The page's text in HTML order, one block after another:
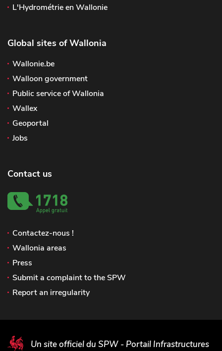
L'Hydrométrie en Wallonie
Global sites of Wallonia
Wallonie.be
Walloon government
Public service of Wallonia
Wallex
Geoportal
Jobs
Contact us
Contactez-nous !
Wallonia areas
Press
Submit a complaint to the SPW
Report an irregularity
Un site officiel du SPW - Portail Infrastructures